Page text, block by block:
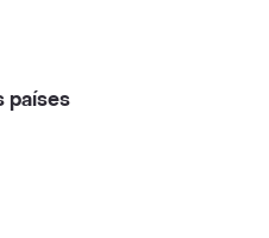
países